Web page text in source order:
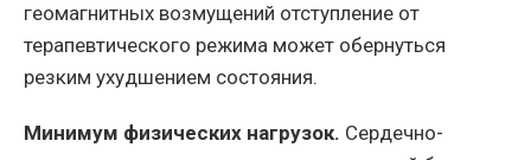
геомагнитных возмущений отступление от
терапевтического режима может обернуться
резким ухудшением состояния.
Минимум физических нагрузок. Сердечно-